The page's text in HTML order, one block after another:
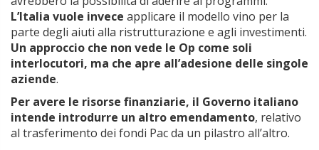
L’Italia vuole invece applicare il modello vino per la
parte degli aiuti alla ristrutturazione e agli investimenti.
Un approccio che non vede le Op come soli
interlocutori, ma che apre all’adesione delle singole
aziende.
Per avere le risorse finanziarie, il Governo italiano
intende introdurre un altro emendamento, relativo
al trasferimento dei fondi Pac da un pilastro all’altro.